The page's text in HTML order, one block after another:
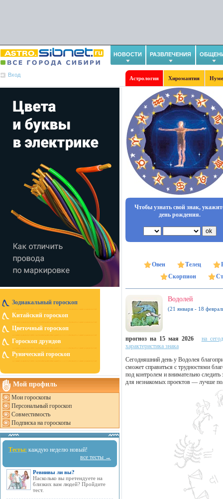
НОВОСТИ РАЗВЛЕЧЕНИЯ
Вход
Астрология Хиромантия
Зодиакальный гороскоп
Китайский гороскоп
Цветочный гороскоп
Гороскоп друидов
Рунический гороскоп
Мой профиль
Мои гороскопы
Персональный гороскоп
Совместимость
Подписка на гороскопы
Тесты: каждую неделю новый!
все тесты →
Ревнивы ли вы?
Насколько вы претендуете на
близких вам людей? Пройдите
тест.
Чтобы узнать свой знак,
день рождения.
Овен Телец
Скорпион
Водолей
(21 января - 18
прогноз на 15 мая 2026
на
характеристика знака
Сегодняшний день у Водолея
сможет справиться с трудностями
под контролем и внимательно
для незнакомых проектов — лучше